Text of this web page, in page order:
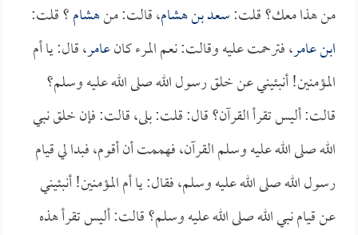
من هذا معك؟ قلت:سعد بن هشام، قالت: منهشام؟ قلت:
ابن عامر، فترحمت عليه وقالت: نعم المرء كانعامر، قال: يا أم
المؤمنين! أنبئيني عن خلق رسول الله صلى الله عليه وسلم؟
قالت: أليس تقرأ القرآن؟ قال: قلت: بلى، قالت: فإن خلق نبي
الله صلى الله عليه وسلم القرآن، فهممت أن أقوم، فبدا لي قيام
رسول الله صلى الله عليه وسلم، فقال: يا أم المؤمنين! أنبئيني
عن قيام نبي الله صلى الله عليه وسلم؟ قالت: أليس تقرأ هذه